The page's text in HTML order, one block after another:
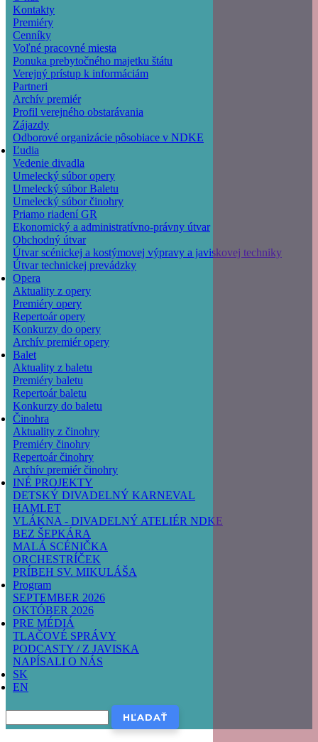
Kontakty
Premiéry
Cenníky
Voľné pracovné miesta
Ponuka prebytočného majetku štátu
Verejný prístup k informáciám
Partneri
Archív premiér
Profil verejného obstarávania
Zájazdy
Odborové organizácie pôsobiace v NDKE
Ľudia
Vedenie divadla
Umelecký súbor opery
Umelecký súbor Baletu
Umelecký súbor činohry
Priamo riadení GR
Ekonomický a administratívno-právny útvar
Obchodný útvar
Útvar scénickej a kostýmovej výpravy a javiskovej techniky
Útvar technickej prevádzky
Opera
Aktuality z opery
Premiéry opery
Repertoár opery
Konkurzy do opery
Archív premiér opery
Balet
Aktuality z baletu
Premiéry baletu
Repertoár baletu
Konkurzy do baletu
Činohra
Aktuality z činohry
Premiéry činohry
Repertoár činohry
Archív premiér činohry
INÉ PROJEKTY
DETSKÝ DIVADELNÝ KARNEVAL
HAMLET
VLÁKNA - DIVADELNÝ ATELIÉR NDKE
BEZ ŠEPKÁRA
MALÁ SCÉNIČKA
ORCHESTRÍČEK
PRÍBEH SV. MIKULÁŠA
Program
SEPTEMBER 2026
OKTÓBER 2026
PRE MÉDIÁ
TLAČOVÉ SPRÁVY
PODCASTY / Z JAVISKA
NAPÍSALI O NÁS
SK
EN
Hľadať